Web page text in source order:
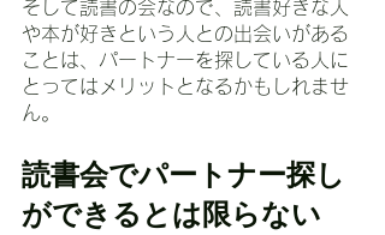
そして読書の会なので、読書好きな人
や本が好きという人との出会いがある
ことは、パートナーを探している人に
とってはメリットとなるかもしれませ
ん。
読書会でパートナー探し
ができるとは限らない